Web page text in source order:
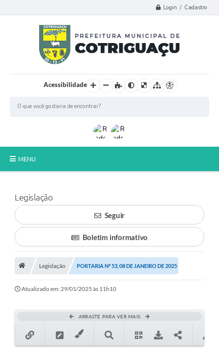
Login / Cadastro
Acessibilidade
MENU
Poder Legislativo
A Prefeitura
Município
Galeria de Fotos
Legislação
Seguir
Boletim informativo
Legislação PORTARIA Nº 53, 08 DE JANEIRO DE 2025
Atualizado em: 29/01/2025 às 11h10
ARRASTE PARA VER MAIS